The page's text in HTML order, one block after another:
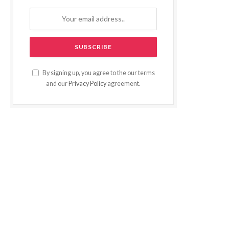
By signing up, you agree to the our terms
and our Privacy Policy agreement.